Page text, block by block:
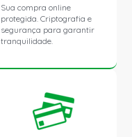
Sua compra online
protegida. Criptografia e
segurança para garantir
tranquilidade.